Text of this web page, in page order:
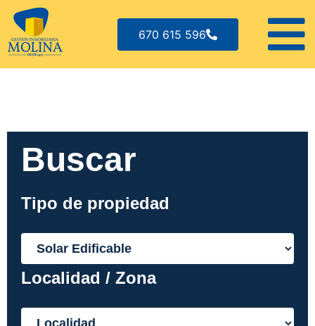
670 615 596
Buscar
Tipo de propiedad
Localidad / Zona